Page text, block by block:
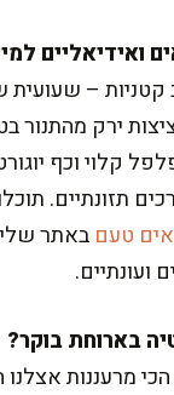
קטניות –
ירק מהתנור
קלוי וכף
תזונתיים.
טעם באתר
ועונתיים.
מרעננות אצלנו